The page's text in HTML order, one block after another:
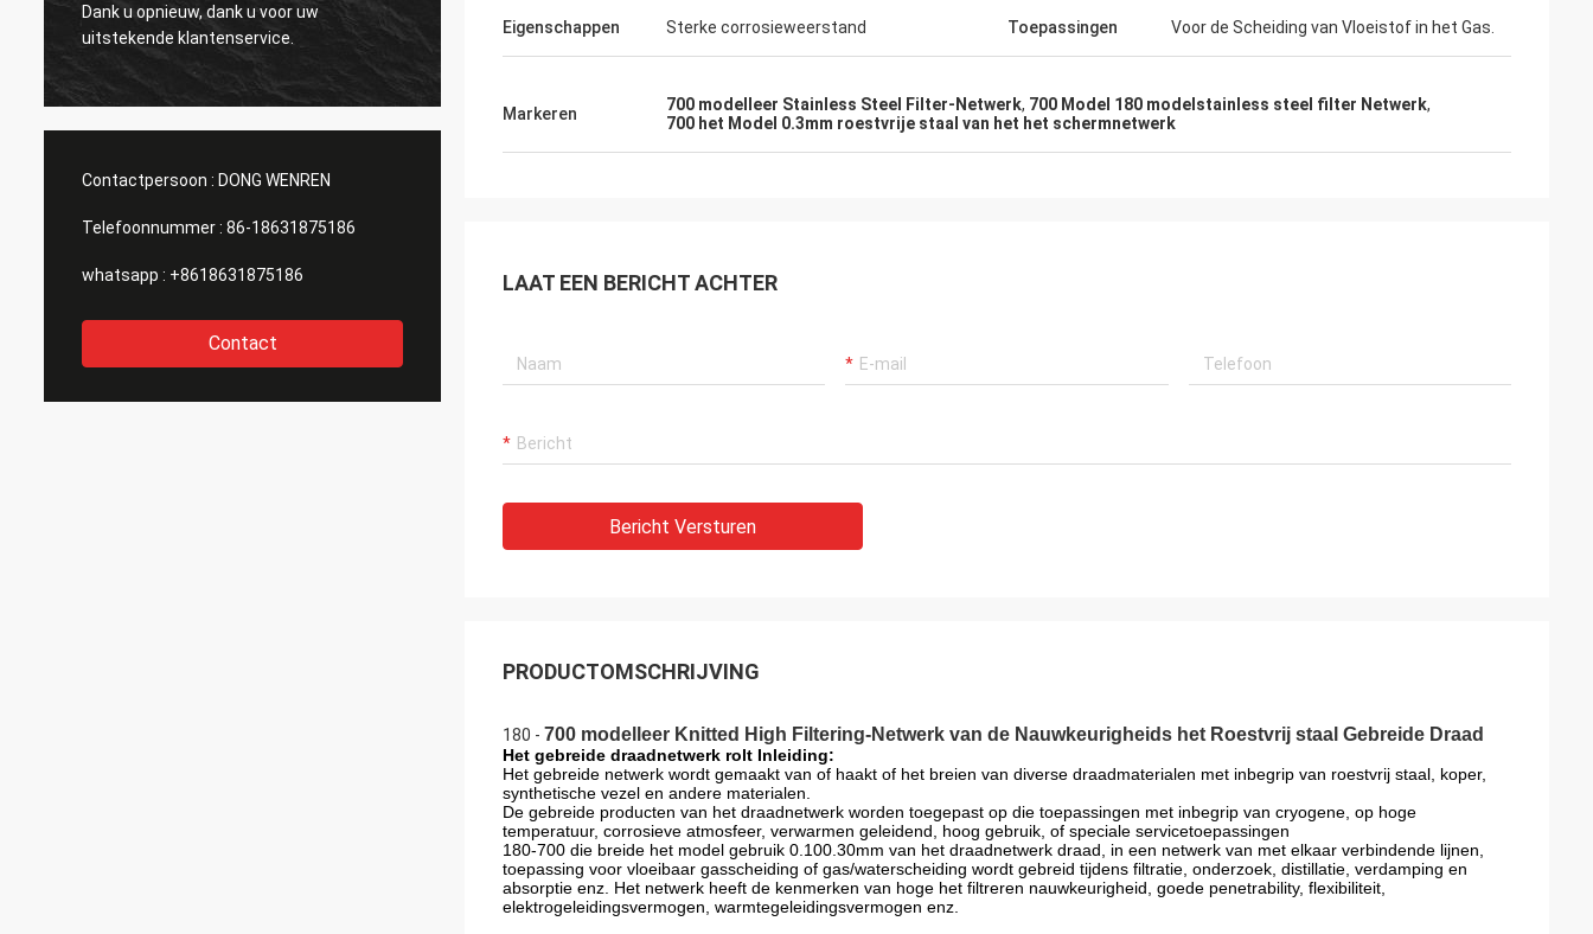
dank u voor uw
klantenservice.
Dank u opnieuw, dank u voor uw
uitstekende klantenservice.
Contactpersoon : DONG WENREN
Telefoonnummer : 86-18631875186
whatsapp : +8618631875186
Contact
Eigenschappen Sterke corrosieweerstand Toepassingen Voor de Scheiding van Vloeistof in het Gas.
Markeren 700 modelleer Stainless Steel Filter-Netwerk, 700 Model 180 modelstainless steel filter Netwerk,
700 het Model 0.3mm roestvrije staal van het het schermnetwerk
LAAT EEN BERICHT ACHTER
Bericht Versturen
PRODUCTOMSCHRIJVING
180 - 700 modelleer Knitted High Filtering-Netwerk van de Nauwkeurigheids het Roestvrij staal Gebreide Draad
Het gebreide draadnetwerk rolt Inleiding:
Het gebreide netwerk wordt gemaakt van of haakt of het breien van diverse draadmaterialen met inbegrip van roestvrij staal, koper,
synthetische vezel en andere materialen.
De gebreide producten van het draadnetwerk worden toegepast op die toepassingen met inbegrip van cryogene, op hoge
temperatuur, corrosieve atmosfeer, verwarmen geleidend, hoog gebruik, of speciale servicetoepassingen
180-700 die breide het model gebruik 0.100.30mm van het draadnetwerk draad, in een netwerk van met elkaar verbindende lijnen,
toepassing voor vloeibaar gasscheiding of gas/waterscheiding wordt gebreid tijdens filtratie, onderzoek, distillatie, verdamping en
absorptie enz. Het netwerk heeft de kenmerken van hoge het filtreren nauwkeurigheid, goede penetrability, flexibiliteit,
elektrogeleidingsvermogen, warmtegeleidingsvermogen enz.